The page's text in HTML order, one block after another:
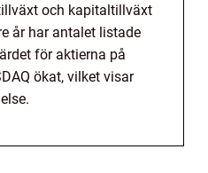
och kapitaltillväxt
år har antalet listade
för aktierna på
ökat, vilket visar